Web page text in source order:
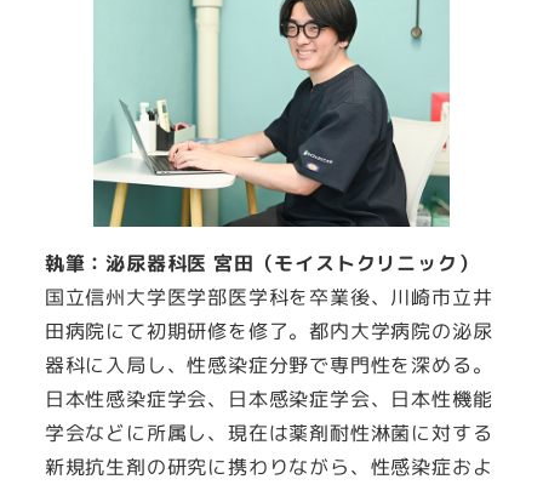
執筆：泌尿器科医 宮田（モイストクリニック）
国立信州大学医学部医学科を卒業後、川崎市立井
田病院にて初期研修を修了。都内大学病院の泌尿
器科に入局し、性感染症分野で専門性を深める。
日本性感染症学会、日本感染症学会、日本性機能
学会などに所属し、現在は薬剤耐性淋菌に対する
新規抗生剤の研究に携わりながら、性感染症およ